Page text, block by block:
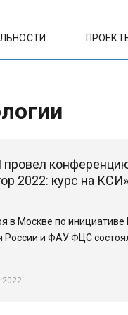
2022: курс на КСИ»
в Москве по
России и ФАУ ФЦС
2022